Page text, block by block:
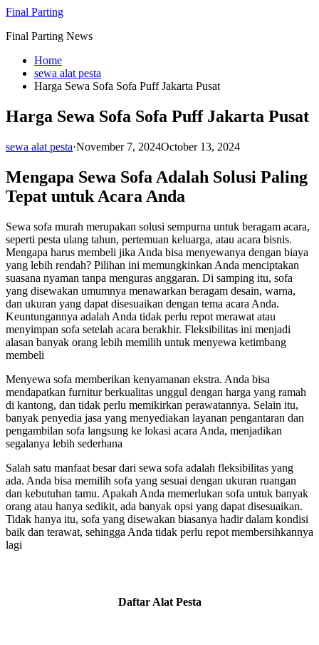
Skip
content
Final Parting
Final Parting News
Home
sewa alat pesta
Harga Sewa Sofa Sofa Puff Jakarta Pusat
Harga Sewa Sofa Sofa Puff Jakarta Pusat
sewa alat pesta·November 7, 2024October 13, 2024
Mengapa Sewa Sofa Adalah Solusi Paling
Tepat untuk Acara Anda
Sewa sofa murah merupakan solusi sempurna untuk beragam acara,
seperti pesta ulang tahun, pertemuan keluarga, atau acara bisnis.
Mengapa harus membeli jika Anda bisa menyewanya dengan biaya
yang lebih rendah? Pilihan ini memungkinkan Anda menciptakan
suasana nyaman tanpa menguras anggaran. Di samping itu, sofa
yang disewakan umumnya menawarkan beragam desain, warna,
dan ukuran yang dapat disesuaikan dengan tema acara Anda.
Keuntungannya adalah Anda tidak perlu repot merawat atau
menyimpan sofa setelah acara berakhir. Fleksibilitas ini menjadi
alasan banyak orang lebih memilih untuk menyewa ketimbang
membeli
Menyewa sofa memberikan kenyamanan ekstra. Anda bisa
mendapatkan furnitur berkualitas unggul dengan harga yang ramah
di kantong, dan tidak perlu memikirkan perawatannya. Selain itu,
banyak penyedia jasa yang menyediakan layanan pengantaran dan
pengambilan sofa langsung ke lokasi acara Anda, menjadikan
segalanya lebih sederhana
Salah satu manfaat besar dari sewa sofa adalah fleksibilitas yang
ada. Anda bisa memilih sofa yang sesuai dengan ukuran ruangan
dan kebutuhan tamu. Apakah Anda memerlukan sofa untuk banyak
orang atau hanya sedikit, ada banyak opsi yang dapat disesuaikan.
Tidak hanya itu, sofa yang disewakan biasanya hadir dalam kondisi
baik dan terawat, sehingga Anda tidak perlu repot membersihkannya
lagi
Daftar Alat Pesta